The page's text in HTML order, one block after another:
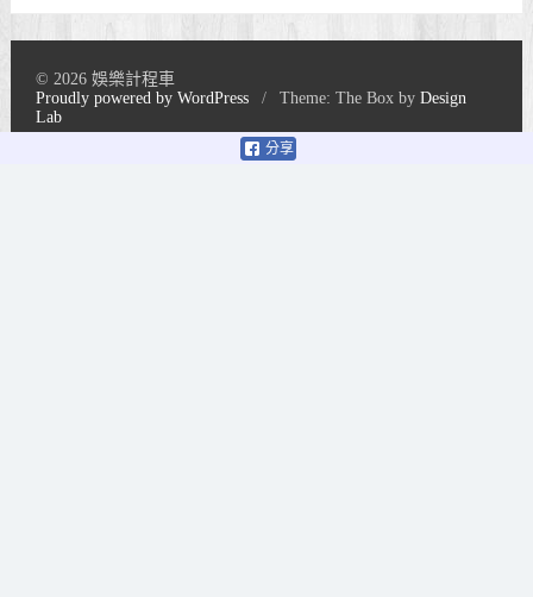
分享
© 2026 娛樂計程車
Proudly powered by WordPress
/ Theme: The Box byDesign
Lab